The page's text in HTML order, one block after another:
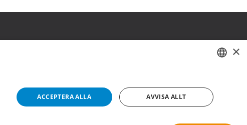
FI
×
ACCEPTERA ALLA AVVISA ALLT